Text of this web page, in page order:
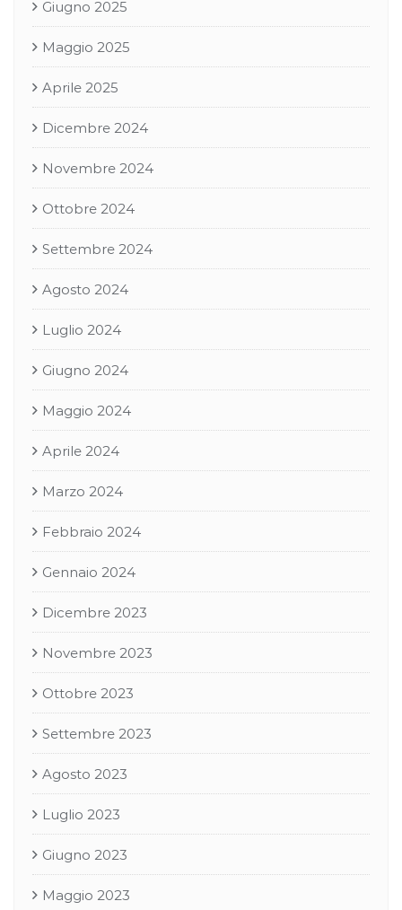
Giugno 2025
Maggio 2025
Aprile 2025
Dicembre 2024
Novembre 2024
Ottobre 2024
Settembre 2024
Agosto 2024
Luglio 2024
Giugno 2024
Maggio 2024
Aprile 2024
Marzo 2024
Febbraio 2024
Gennaio 2024
Dicembre 2023
Novembre 2023
Ottobre 2023
Settembre 2023
Agosto 2023
Luglio 2023
Giugno 2023
Maggio 2023